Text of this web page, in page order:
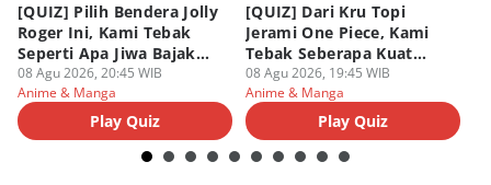
[QUIZ] Pilih Bendera Jolly
Roger Ini, Kami Tebak
Seperti Apa Jiwa Bajak
Laut Dalam Dirimu
08 Agu 2026, 20:45 WIB
Anime & Manga
Play Quiz
[QUIZ] Dari Kru Topi
Jerami One Piece, Kami
Tebak Seberapa Kuat
Mentalmu
08 Agu 2026, 19:45 WIB
Anime & Manga
Play Quiz